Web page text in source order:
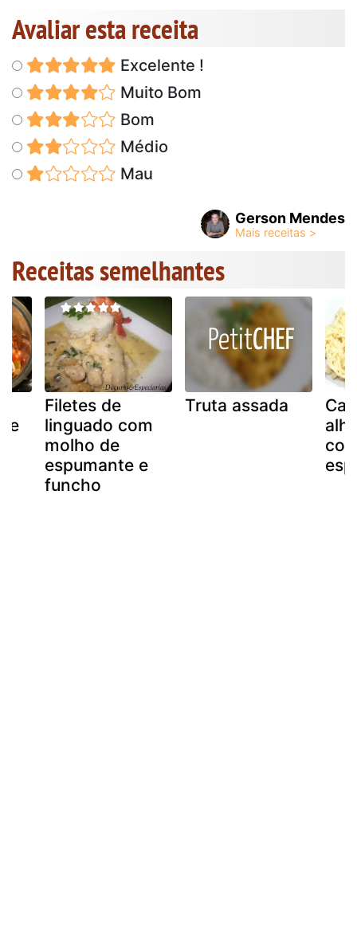
Avaliar esta receita
Excelente !
Muito Bom
Bom
Médio
Mau
Gerson Mendes
Receitas semelhantes
Filetes de
linguado com
molho de
espumante e
funcho
Truta assada